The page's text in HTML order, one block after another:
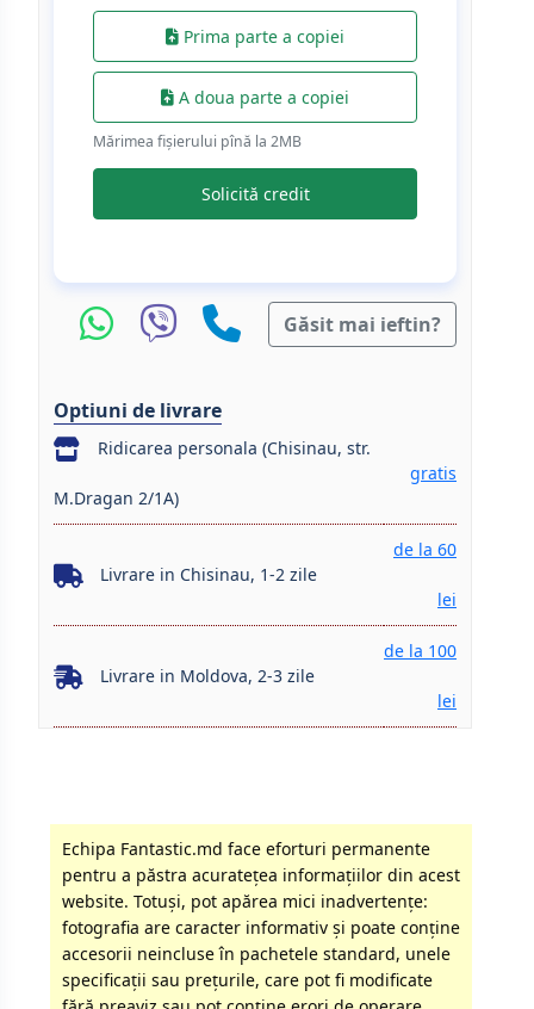
Prima parte a copiei
A doua parte a copiei
Mărimea fișierului pînă la 2МB
Solicită credit
Găsit mai ieftin?
Optiuni de livrare
Ridicarea personala (Chisinau, str.
M.Dragan 2/1A)
gratis
Livrare in Chisinau, 1-2 zile
de la 60
lei
Livrare in Moldova, 2-3 zile
de la 100
lei
Echipa Fantastic.md face eforturi permanente
pentru a păstra acurateţea informaţiilor din acest
website. Totuși, pot apărea mici inadvertenţe:
fotografia are caracter informativ şi poate conţine
accesorii neincluse în pachetele standard, unele
specificaţii sau preţurile, care pot fi modificate